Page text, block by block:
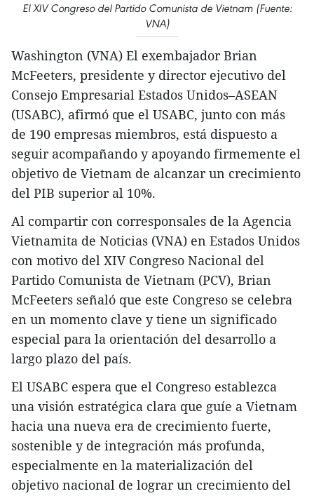
El XIV Congreso del Partido Comunista de Vietnam (Fuente:
VNA)
Washington (VNA) El exembajador Brian
McFeeters, presidente y director ejecutivo del
Consejo Empresarial Estados Unidos–ASEAN
(USABC), afirmó que el USABC, junto con más
de 190 empresas miembros, está dispuesto a
seguir acompañando y apoyando firmemente el
objetivo de Vietnam de alcanzar un crecimiento
del PIB superior al 10%.
Al compartir con corresponsales de la Agencia
Vietnamita de Noticias (VNA) en Estados Unidos
con motivo del XIV Congreso Nacional del
Partido Comunista de Vietnam (PCV), Brian
McFeeters señaló que este Congreso se celebra
en un momento clave y tiene un significado
especial para la orientación del desarrollo a
largo plazo del país.
El USABC espera que el Congreso establezca
una visión estratégica clara que guíe a Vietnam
hacia una nueva era de crecimiento fuerte,
sostenible y de integración más profunda,
especialmente en la materialización del
objetivo nacional de lograr un crecimiento del